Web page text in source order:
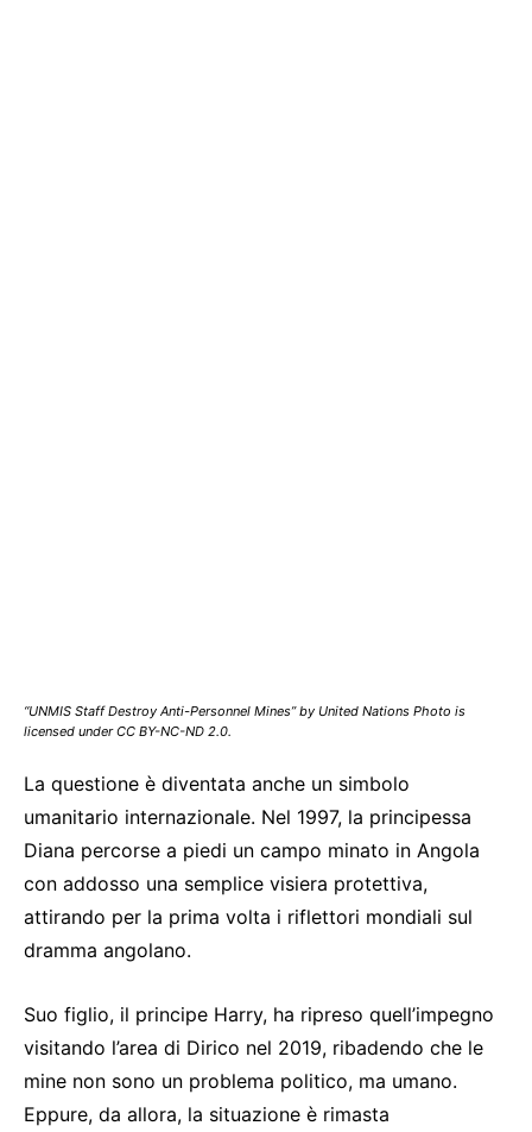
“UNMIS Staff Destroy Anti-Personnel Mines” by United Nations Photo is
licensed under CC BY-NC-ND 2.0.
La questione è diventata anche un simbolo
umanitario internazionale. Nel 1997, la principessa
Diana percorse a piedi un campo minato in Angola
con addosso una semplice visiera protettiva,
attirando per la prima volta i riflettori mondiali sul
dramma angolano.
Suo figlio, il principe Harry, ha ripreso quell’impegno
visitando l’area di Dirico nel 2019, ribadendo che le
mine non sono un problema politico, ma umano.
Eppure, da allora, la situazione è rimasta